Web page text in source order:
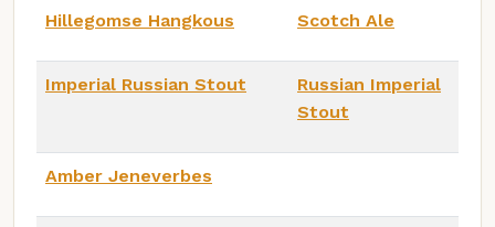
Hillegomse Hangkous Scotch Ale
Imperial Russian Stout
Russian Imperial
Stout
Amber Jeneverbes